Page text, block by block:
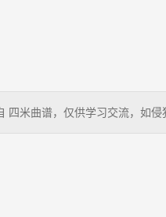
米曲谱，仅供学习交流，如侵